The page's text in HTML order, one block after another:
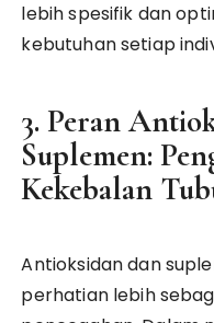
lebih spesifik dan
kebutuhan setiap
3. Peran
Suplemen:
Kekebalan
Antioksidan dan
perhatian lebih